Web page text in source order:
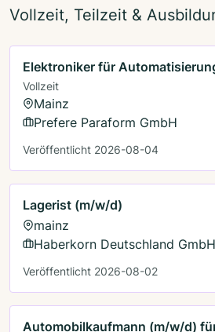
Vollzeit, Teilzeit &
Elektroniker für
Vollzeit
Mainz
Prefere Paraform GmbH
Veröffentlicht 2026-08-04
Lagerist (m/w/d)
mainz
Haberkorn Deutschland
Veröffentlicht 2026-08-02
Automobilkaufmann (m/w/d)